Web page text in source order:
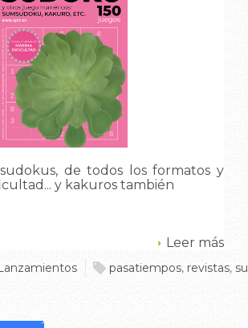
de todos los formatos y
y kakuros también
Leer más
pasatiempos, revistas,